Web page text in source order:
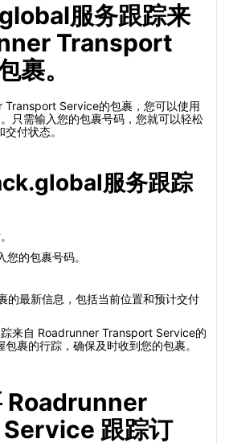
服务跟踪来
Transport
裹。
Transport Service的包裹，您可以使用
只需输入您的包裹号码，您就可以轻松
付状态。
服务跟踪
的包裹号码。
的最新信息，包括当前位置和预计交付
来自 Roadrunner Transport Service的
裹的行踪，确保及时收到您的包裹。
Roadrunner
跟踪订